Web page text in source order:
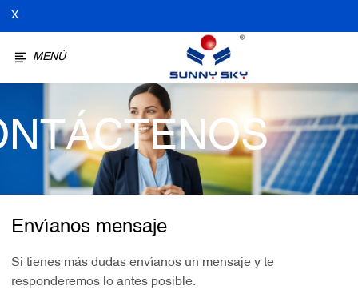
X
MENÚ
Envíanos mensaje
Si tienes más dudas envíanos un mensaje y te
responderemos lo antes posible.